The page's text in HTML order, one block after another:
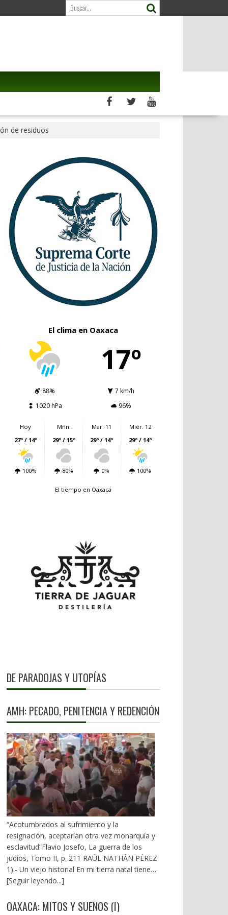
de residuos
El clima en Oaxaca
17º
88%
7 km/h
1020 hPa
96%
Hoy
27º / 14º
100%
Mñn.
29º / 15º
80%
Mar. 11
29º / 14º
0%
Miér. 12
29º / 14º
100%
El tiempo en Oaxaca
DE PARADOJAS Y UTOPÍAS
AMH: PECADO, PENITENCIA Y REDENCIÓN
“Acotumbrados al sufrimiento y la
resignación, aceptarían otra vez monarquía y
esclavitud”Flavio Josefo, La guerra de los
judíos, Tomo II, p. 211 RAÚL NATHÁN PÉREZ
1).- Un viejo historial En mi tierra natal tienen
en la boca la sentencia: “En el pecado lleva la
gobernador Alejandro Murat ha arrastrado un
[Seguir leyendo...]
OAXACA: MITOS Y SUEÑOS (I)